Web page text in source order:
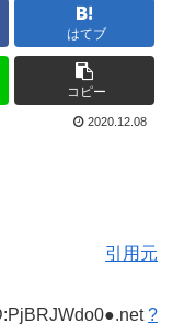
はてブ
コピー
2020.12.08
引用元
?